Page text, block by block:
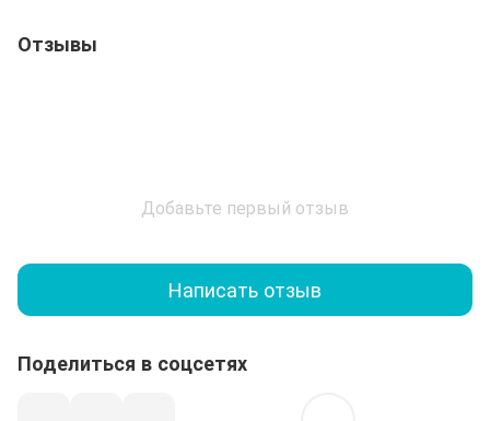
Отзывы
Добавьте первый отзыв
Написать отзыв
Поделиться в соцсетях